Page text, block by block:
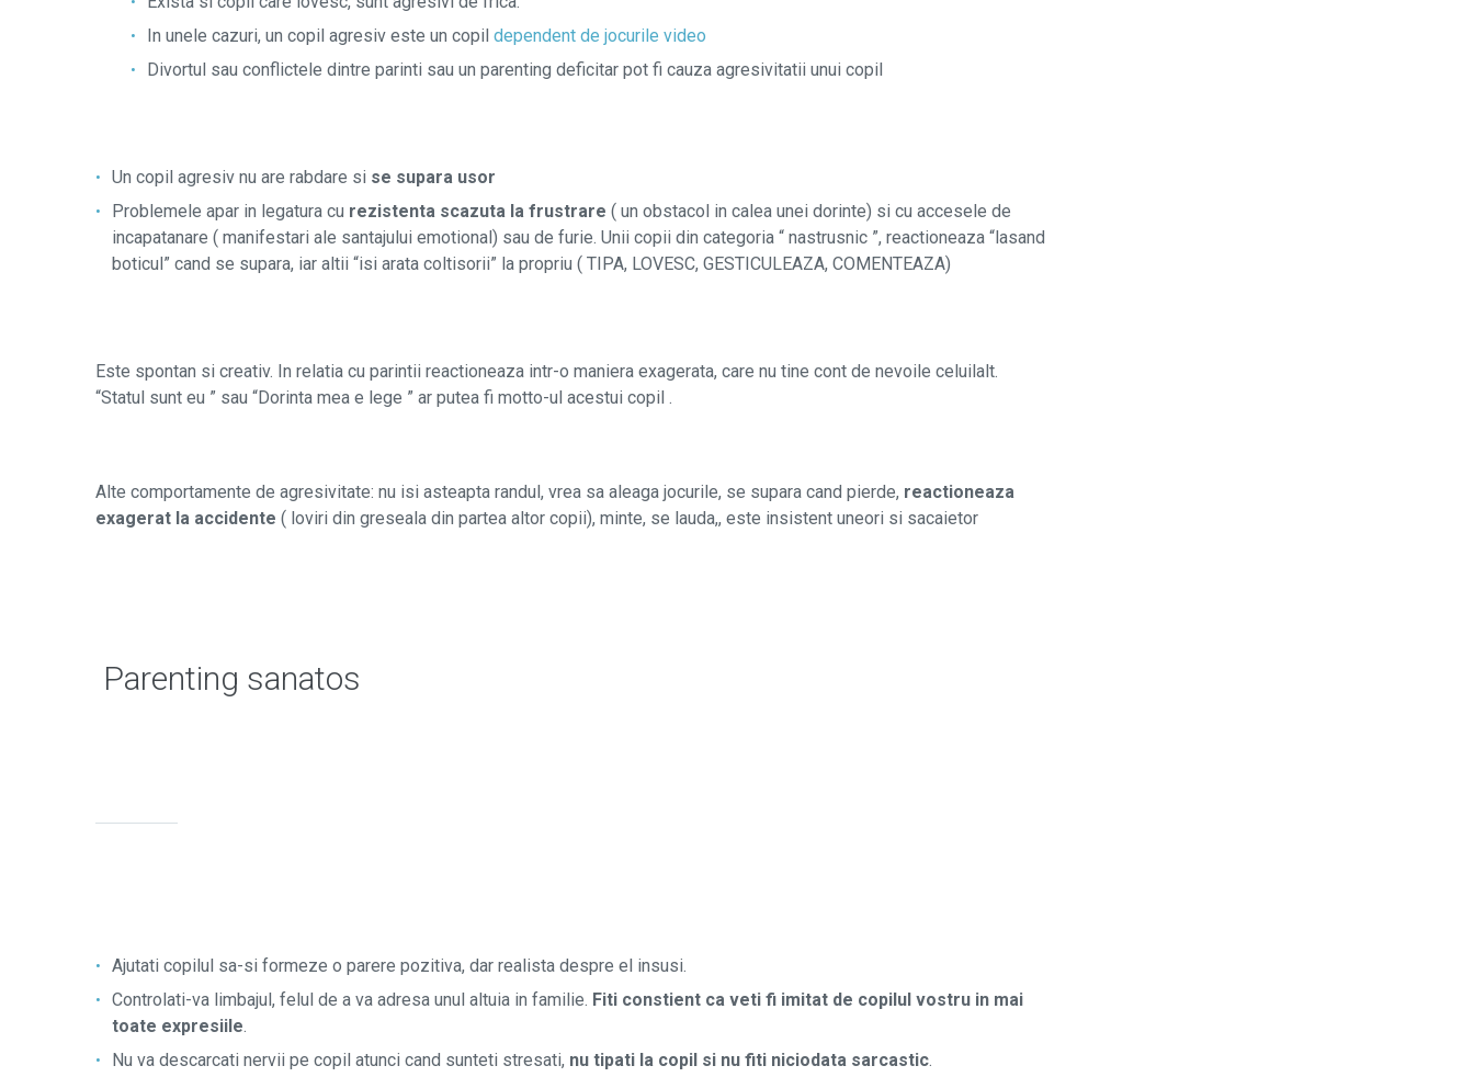
In unele cazuri, un copil agresiv este un copil dependent de jocurile video
Divortul sau conflictele dintre parinti sau un parenting deficitar pot fi cauza agresivitatii unui copil
Un copil agresiv nu are rabdare si se supara usor
Problemele apar in legatura cu rezistenta scazuta la frustrare ( un obstacol in calea unei dorinte) si cu accesele de
incapatanare ( manifestari ale santajului emotional) sau de furie. Unii copii din categoria “ nastrusnic ”, reactioneaza “lasand
boticul” cand se supara, iar altii “isi arata coltisorii” la propriu ( TIPA, LOVESC, GESTICULEAZA, COMENTEAZA)
Este spontan si creativ. In relatia cu parintii reactioneaza intr-o maniera exagerata, care nu tine cont de nevoile celuilalt.
“Statul sunt eu ” sau “Dorinta mea e lege ” ar putea fi motto-ul acestui copil .
Alte comportamente de agresivitate: nu isi asteapta randul, vrea sa aleaga jocurile, se supara cand pierde, reactioneaza
exagerat la accidente ( loviri din greseala din partea altor copii), minte, se lauda,, este insistent uneori si sacaietor
Parenting sanatos
Ajutati copilul sa-si formeze o parere pozitiva, dar realista despre el insusi.
Controlati-va limbajul, felul de a va adresa unul altuia in familie. Fiti constient ca veti fi imitat de copilul vostru in mai
toate expresiile.
Nu va descarcati nervii pe copil atunci cand sunteti stresati, nu tipati la copil si nu fiti niciodata sarcastic.